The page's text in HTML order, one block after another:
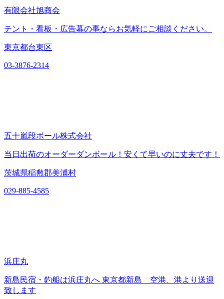
有限会社旭商会
テント・看板・広告幕の事ならお気軽にご相談ください。
東京都台東区
03-3876-2314
五十嵐段ボール株式会社
当日出荷のオーダーダンボール！安くて早いのに丈夫です！
茨城県稲敷郡美浦村
029-885-4585
浜庄丸
新島民宿・釣船は浜庄丸へ 東京都新島 空港、港より送迎
致します